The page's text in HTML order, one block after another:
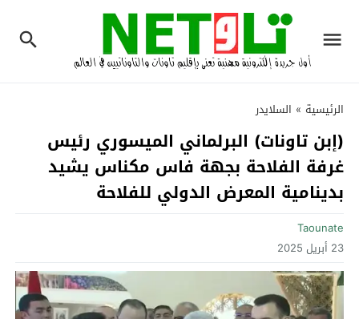
الرئيسية » السلايدر
(إبن تاونات) البرلماني الميسوري رئيس
غرفة الفلاحة بجهة فاس مكناس يشيد
بدينامية المعرض الدولي للفلاحة
Taounate
23 أبريل 2025